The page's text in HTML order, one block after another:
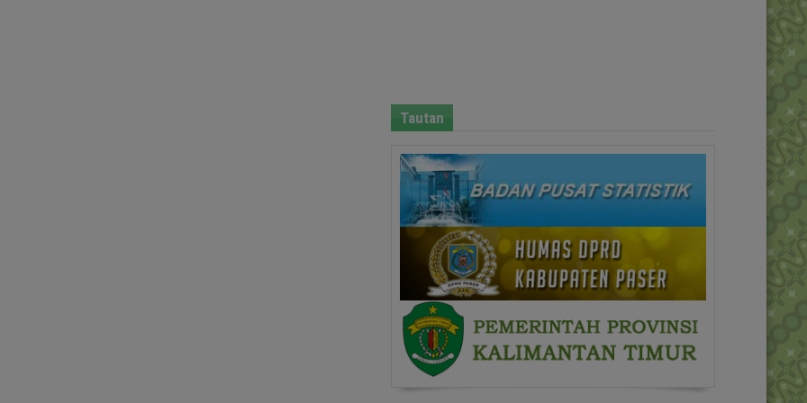
Tautan